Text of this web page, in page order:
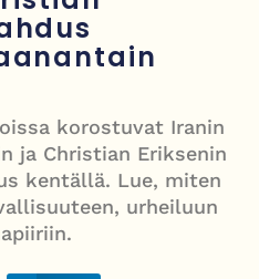
avaa 30-vuotisen taistelunsa
hoidon puolesta
Juhana Tegelbergille – tiukka
tallentui videolle
korostuvat Iranin
ja Christian Eriksenin
kentällä. Lue, miten
urheiluun